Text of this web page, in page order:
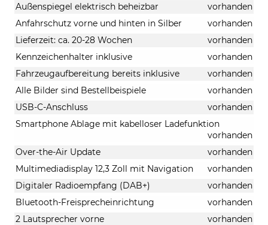
Außenspiegel elektrisch beheizbar
vorhanden
Anfahrschutz vorne und hinten in Silber
vorhanden
Lieferzeit: ca. 20-28 Wochen
vorhanden
Kennzeichenhalter inklusive
vorhanden
Fahrzeugaufbereitung bereits inklusive
vorhanden
Alle Bilder sind Bestellbeispiele
vorhanden
USB-C-Anschluss
vorhanden
Smartphone Ablage mit kabelloser Ladefunktion
vorhanden
Over-the-Air Update
vorhanden
Multimediadisplay 12,3 Zoll mit Navigation
vorhanden
Digitaler Radioempfang (DAB+)
vorhanden
Bluetooth-Freisprecheinrichtung
vorhanden
2 Lautsprecher vorne
vorhanden